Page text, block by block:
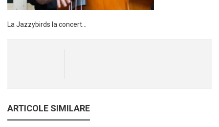
La Jazzybirds la concert…
ARTICOLE SIMILARE